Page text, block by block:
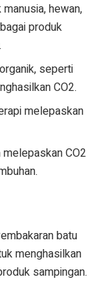
hewan,
produk
seperti
CO2.
melepaskan
melepaskan CO2
batu
menghasilkan
sampingan.